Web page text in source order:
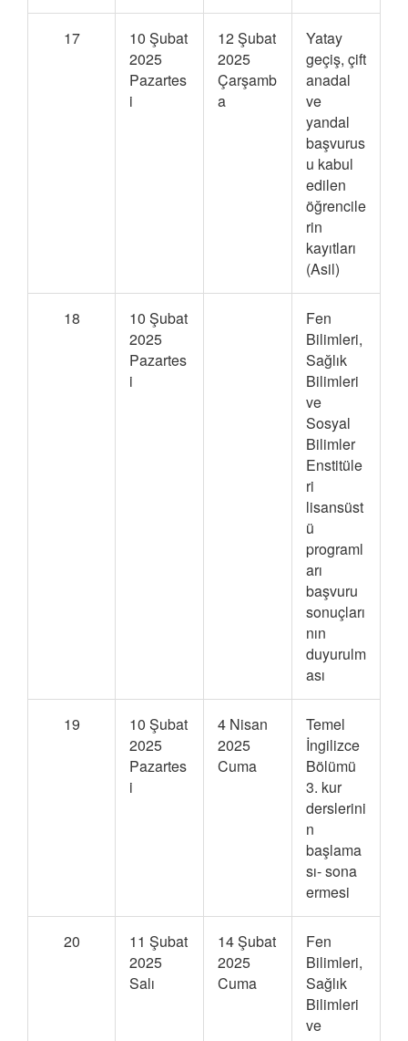
17
10 Şubat
2025
Pazartes
i
12 Şubat
2025
Çarşamb
a
Yatay
geçiş, çift
anadal
ve
yandal
başvurus
u kabul
edilen
öğrencile
rin
kayıtları
(Asil)
18
10 Şubat
2025
Pazartes
i
Fen
Bilimleri,
Sağlık
Bilimleri
ve
Sosyal
Bilimler
Enstitüle
ri
lisansüst
ü
programl
arı
başvuru
sonuçları
nın
duyurulm
ası
19
10 Şubat
2025
Pazartes
i
4 Nisan
2025
Cuma
Temel
İngilizce
Bölümü
3. kur
derslerini
n
başlama
sı- sona
ermesi
20
11 Şubat
2025
Salı
14 Şubat
2025
Cuma
Fen
Bilimleri,
Sağlık
Bilimleri
ve